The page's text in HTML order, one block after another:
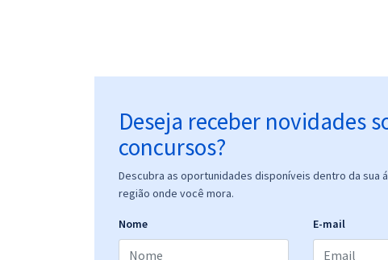
Deseja receber novidades
concursos?
Descubra as oportunidades disponíveis dentro da sua
região onde você mora.
Nome E-mail